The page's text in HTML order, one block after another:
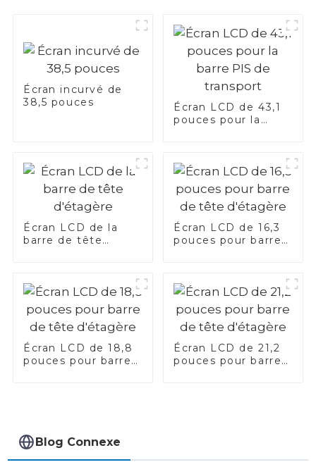
Écran incurvé de
38,5 pouces
Écran LCD de 43,1
pouces pour la
Écran LCD de la
barre de tête
Écran LCD de 16,3
pouces pour barre
Écran LCD de 18,8
pouces pour barre
Écran LCD de 21,2
pouces pour barre
Blog Connexe